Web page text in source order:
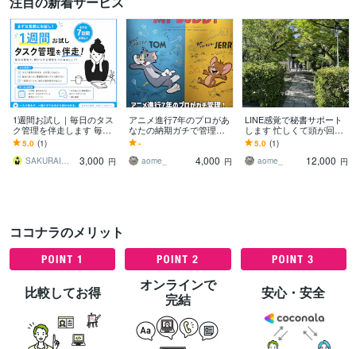
1週間お試し｜毎日のタス
ク管理を伴走します 毎日
の報告で、続けられる感
覚をつかみましょう！
5.0 (1)
SAKURAI｜伴走支援サポート
3,000 円
アニメ進行7年のプロがあ
なたの納期ガチで管理し
ます アニメ進行のプロが
あなたの納期をガチ管理
-
aome_
4,000 円
LINE感覚で秘書サポート
します 忙しくて頭が回ら
ない日LINE感覚で気軽に
頼れるサポート役に
5.0 (1)
aome_
12,000 円
ココナラのメリット
比較してお得
オンラインで
完結
安心・安全